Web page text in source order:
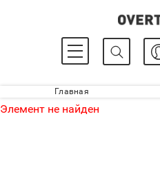
Главная
Элемент не найден